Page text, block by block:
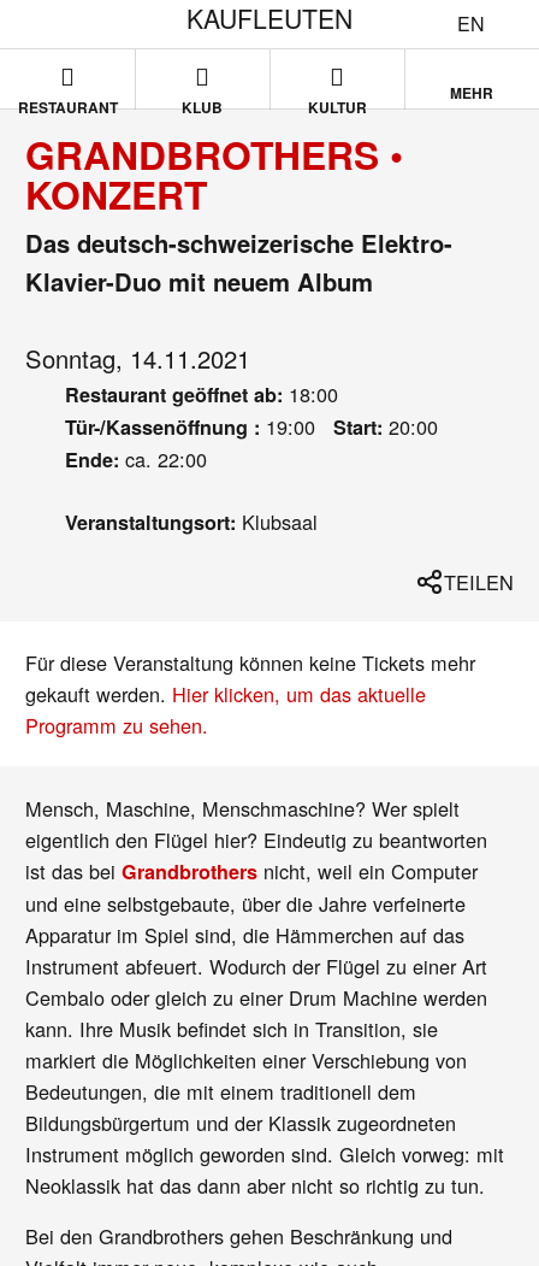
EN
KAUFLEUTEN
RESTAURANT KLUB KULTUR
MEHR
GRANDBROTHERS •
KONZERT
Das deutsch-schweizerische Elektro-
Klavier-Duo mit neuem Album
Sonntag, 14.11.2021
Restaurant geöffnet ab: 18:00
Tür-/Kassenöffnung : 19:00 Start: 20:00
Ende: ca. 22:00
Veranstaltungsort: Klubsaal
TEILEN
Für diese Veranstaltung können keine Tickets mehr
gekauft werden. Hier klicken, um das aktuelle
Programm zu sehen.
Mensch, Maschine, Menschmaschine? Wer spielt
eigentlich den Flügel hier? Eindeutig zu beantworten
ist das beiGrandbrothers nicht, weil ein Computer
und eine selbstgebaute, über die Jahre verfeinerte
Apparatur im Spiel sind, die Hämmerchen auf das
Instrument abfeuert. Wodurch der Flügel zu einer Art
Cembalo oder gleich zu einer Drum Machine werden
kann. Ihre Musik befindet sich in Transition, sie
markiert die Möglichkeiten einer Verschiebung von
Bedeutungen, die mit einem traditionell dem
Bildungsbürgertum und der Klassik zugeordneten
Instrument möglich geworden sind. Gleich vorweg: mit
Neoklassik hat das dann aber nicht so richtig zu tun.
Bei den Grandbrothers gehen Beschränkung und